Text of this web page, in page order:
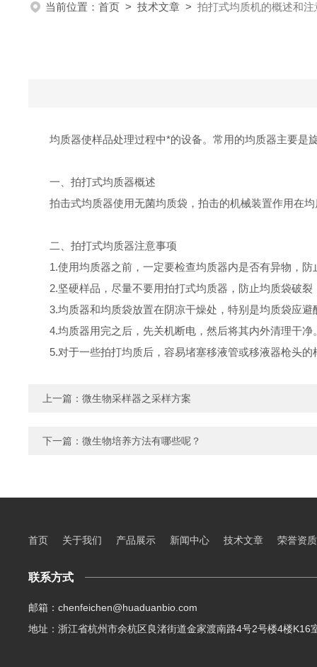
当前位置： 首页 > 技术文章 > 拍打式均质机的概述和注
均质器使样品处理过程中*的设备。常用的均质器主要是
一、拍打式均质器概述
拍击式均质器使用无菌均质袋，拍击的机械装置作用在
二、拍打式均质器注意事项
1.使用均质器之前，一定要检查均质器内是否有异物，
2.坚硬样品，尽量不要用拍打式均质器，防止均质袋破
3.均质器和均质袋放置在阴凉干燥处，特别是均质袋应
4.均质器用完之后，先关机断电，然后将其内外清理干净
5.对于一些拍打均质后，容易堵塞移液管或移液器枪头
上一篇： 微生物采样器之采样方案
下一篇： 微生物培养方法有哪些呢？
首页 关于我们 产品展示 新闻中心 技术文章 荣誉资质
联系方式
邮箱：chenfeichen@huaduanbio.com
地址：浙江省杭州市余杭区良渚街道金家渡南路4号2号楼4楼K16